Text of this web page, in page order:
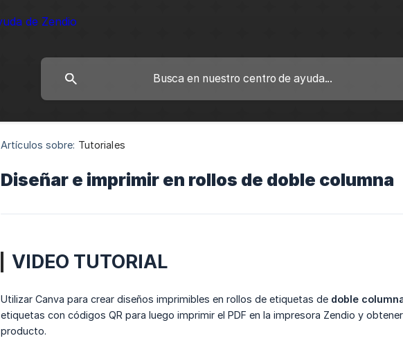
Artículos sobre: Tutoriales
Diseñar e imprimir en rollos de doble columna
VIDEO TUTORIAL
Utilizar Canva para crear diseños imprimibles en rollos de etiquetas de doble
etiquetas con códigos QR para luego imprimir el PDF en la impresora Zendio y
producto.